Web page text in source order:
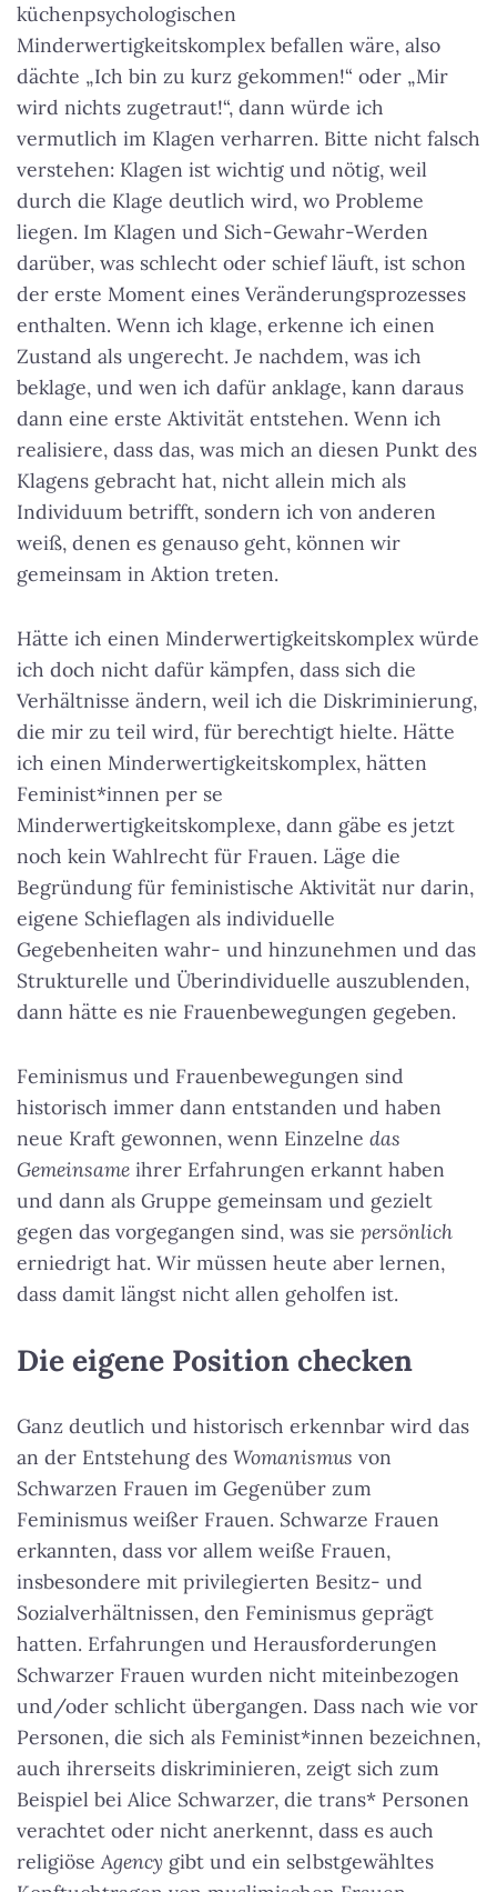
küchenpsychologischen
Minderwertigkeitskomplex befallen wäre, also
dächte „Ich bin zu kurz gekommen!“ oder „Mir
wird nichts zugetraut!“, dann würde ich
vermutlich im Klagen verharren. Bitte nicht falsch
verstehen: Klagen ist wichtig und nötig, weil
durch die Klage deutlich wird, wo Probleme
liegen. Im Klagen und Sich-Gewahr-Werden
darüber, was schlecht oder schief läuft, ist schon
der erste Moment eines Veränderungsprozesses
enthalten. Wenn ich klage, erkenne ich einen
Zustand als ungerecht. Je nachdem, was ich
beklage, und wen ich dafür anklage, kann daraus
dann eine erste Aktivität entstehen. Wenn ich
realisiere, dass das, was mich an diesen Punkt des
Klagens gebracht hat, nicht allein mich als
Individuum betrifft, sondern ich von anderen
weiß, denen es genauso geht, können wir
gemeinsam in Aktion treten.
Hätte ich einen Minderwertigkeitskomplex würde
ich doch nicht dafür kämpfen, dass sich die
Verhältnisse ändern, weil ich die Diskriminierung,
die mir zu teil wird, für berechtigt hielte. Hätte
ich einen Minderwertigkeitskomplex, hätten
Feminist*innen per se
Minderwertigkeitskomplexe, dann gäbe es jetzt
noch kein Wahlrecht für Frauen. Läge die
Begründung für feministische Aktivität nur darin,
eigene Schieflagen als individuelle
Gegebenheiten wahr- und hinzunehmen und das
Strukturelle und Überindividuelle auszublenden,
dann hätte es nie Frauenbewegungen gegeben.
Feminismus und Frauenbewegungen sind
historisch immer dann entstanden und haben
neue Kraft gewonnen, wenn Einzelne das
Gemeinsame ihrer Erfahrungen erkannt haben
und dann als Gruppe gemeinsam und gezielt
gegen das vorgegangen sind, was sie persönlich
erniedrigt hat. Wir müssen heute aber lernen,
dass damit längst nicht allen geholfen ist.
Die eigene Position checken
Ganz deutlich und historisch erkennbar wird das
an der Entstehung des Womanismus von
Schwarzen Frauen im Gegenüber zum
Feminismus weißer Frauen. Schwarze Frauen
erkannten, dass vor allem weiße Frauen,
insbesondere mit privilegierten Besitz- und
Sozialverhältnissen, den Feminismus geprägt
hatten. Erfahrungen und Herausforderungen
Schwarzer Frauen wurden nicht miteinbezogen
und/oder schlicht übergangen. Dass nach wie vor
Personen, die sich als Feminist*innen bezeichnen,
auch ihrerseits diskriminieren, zeigt sich zum
Beispiel bei Alice Schwarzer, die trans* Personen
verachtet oder nicht anerkennt, dass es auch
religiöseAgency gibt und ein selbstgewähltes